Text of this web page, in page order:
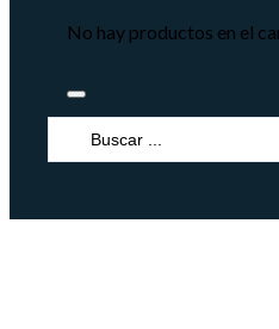
No hay productos en el
Search
...